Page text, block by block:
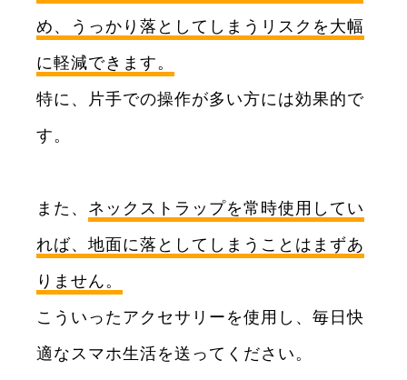
め、うっかり落としてしまうリスクを大幅
に軽減できます。
特に、片手での操作が多い方には効果的で
す。
また、 ネックストラップを常時使用してい
れば、地面に落としてしまうことはまずあ
りません。
こういったアクセサリーを使用し、毎日快
適なスマホ生活を送ってください。